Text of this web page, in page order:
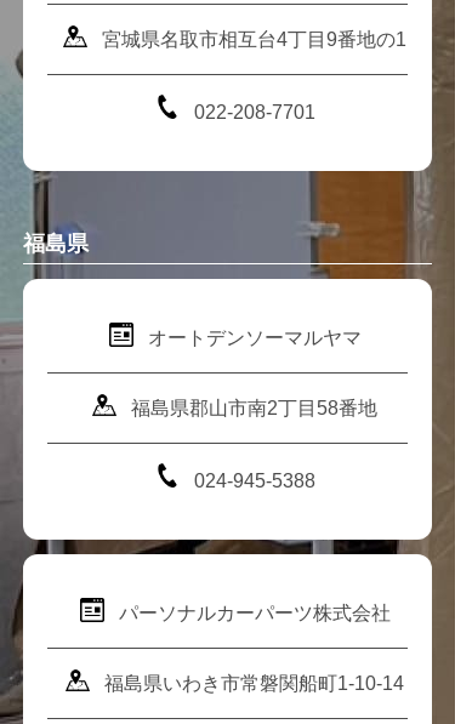
宮城県名取市相互台4丁目9番地の1
022-208-7701
福島県
オートデンソーマルヤマ
福島県郡山市南2丁目58番地
024-945-5388
パーソナルカーパーツ株式会社
福島県いわき市常磐関船町1-10-14